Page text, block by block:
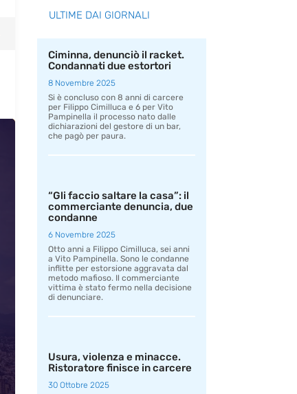
ULTIME DAI GIORNALI
Ciminna, denunciò il racket.
Condannati due estortori
8 Novembre 2025
Si è concluso con 8 anni di carcere
per Filippo Cimilluca e 6 per Vito
Pampinella il processo nato dalle
dichiarazioni del gestore di un bar,
che pagò per paura.
“Gli faccio saltare la casa”: il
commerciante denuncia, due
condanne
6 Novembre 2025
Otto anni a Filippo Cimilluca, sei anni
a Vito Pampinella. Sono le condanne
inflitte per estorsione aggravata dal
metodo mafioso. Il commerciante
vittima è stato fermo nella decisione
di denunciare.
Usura, violenza e minacce.
Ristoratore finisce in carcere
30 Ottobre 2025